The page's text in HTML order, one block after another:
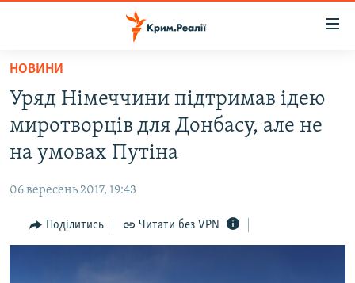
Перейти
основного
матеріалу
Перейти
до
основної
навігації
Перейти
до
ВОДА.КРИМ
ВІДЕО ТА ФОТО
БЛОГИ
ПОГЛЯД
НОВИНИ
Уряд Німеччини підтримав ідею
миротворців для Донбасу, але не
на умовах Путіна
06 вересень 2017, 19:43
Поділитись Читати без VPN